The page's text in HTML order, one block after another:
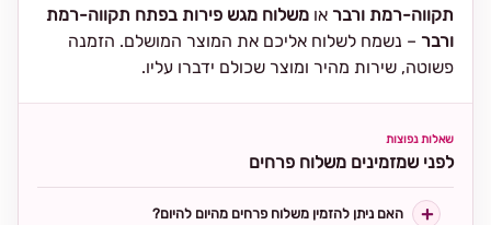
תקווה-רמת ורבר או משלוח מגש פירות בפתח תקווה-רמת
ורבר – נשמח לשלוח אליכם את המוצר המושלם. הזמנה
פשוטה, שירות מהיר ומוצר שכולם ידברו עליו.
שאלות נפוצות
לפני שמזמינים משלוח פרחים
האם ניתן להזמין משלוח פרחים מהיום להיום?